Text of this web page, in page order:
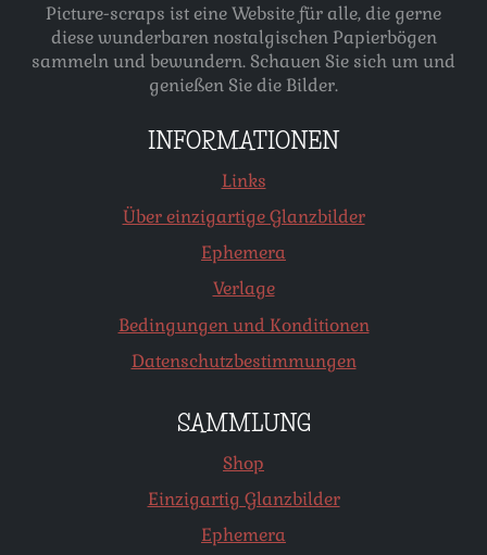
Picture-scraps ist eine Website für alle, die gerne
diese wunderbaren nostalgischen Papierbögen
sammeln und bewundern. Schauen Sie sich um und
genießen Sie die Bilder.
INFORMATIONEN
Links
Über einzigartige Glanzbilder
Ephemera
Verlage
Bedingungen und Konditionen
Datenschutzbestimmungen
SAMMLUNG
Shop
Einzigartig Glanzbilder
Ephemera